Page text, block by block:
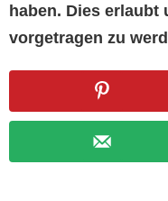
haben. Dies erlaubt
vorgetragen zu